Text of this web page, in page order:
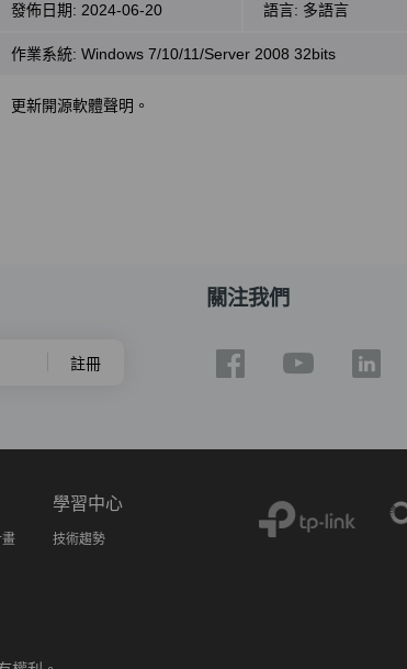
發佈日期: 2024-06-20 語言: 多語言
作業系統: Windows 7/10/11/Server 2008 32bits
更新開源軟體聲明。
註冊
關注我們
學習中心
技術趨勢